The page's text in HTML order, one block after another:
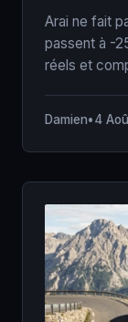
Arai ne fait
passent à -
réels et
Damien•4